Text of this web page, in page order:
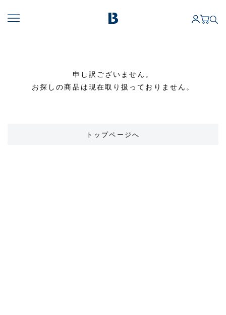
申し訳ございません。
お探しの商品は現在取り扱っておりません。
トップページへ